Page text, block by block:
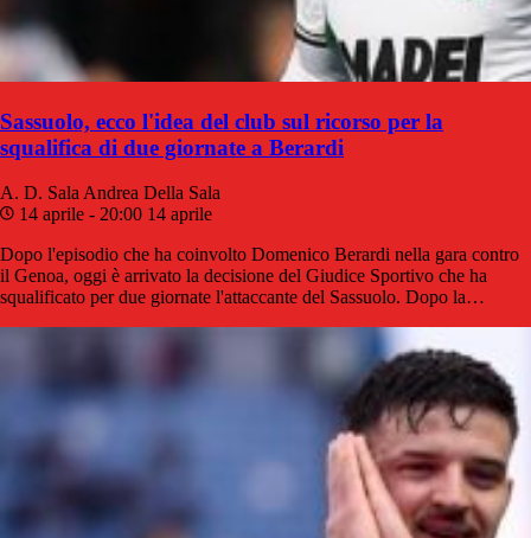
Sassuolo, ecco l'idea del club sul ricorso per la
squalifica di due giornate a Berardi
A. D. Sala Andrea Della Sala
14 aprile - 20:00 14 aprile
Dopo l'episodio che ha coinvolto Domenico Berardi nella gara contro
il Genoa, oggi è arrivato la decisione del Giudice Sportivo che ha
squalificato per due giornate l'attaccante del Sassuolo. Dopo la…